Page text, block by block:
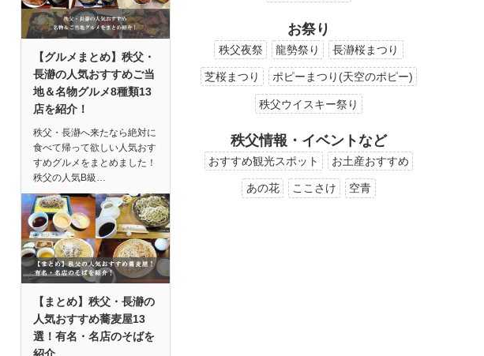
【グルメまとめ】秩父・
長瀞の人気おすすめご当
地＆名物グルメ8種類13
店を紹介！
秩父・長瀞へ来たなら絶対に
食べて帰って欲しい人気おす
すめグルメをまとめました！
秩父の人気B級…
【まとめ】秩父・長瀞の
人気おすすめ蕎麦屋13
選！有名・名店のそばを
紹介
お祭り
秩父夜祭 龍勢祭り 長瀞桜まつり
芝桜まつり ポピーまつり(天空のポピー)
秩父ウイスキー祭り
秩父情報・イベントなど
おすすめ観光スポット お土産おすすめ
あの花 ここさけ 空青